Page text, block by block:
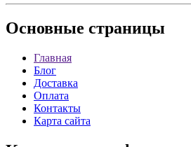
Основные страницы
Главная
Блог
Доставка
Оплата
Контакты
Карта сайта